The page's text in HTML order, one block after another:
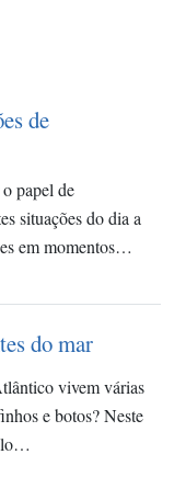
de
papel de
situações do dia a
em momentos…
do mar
vivem várias
e botos? Neste